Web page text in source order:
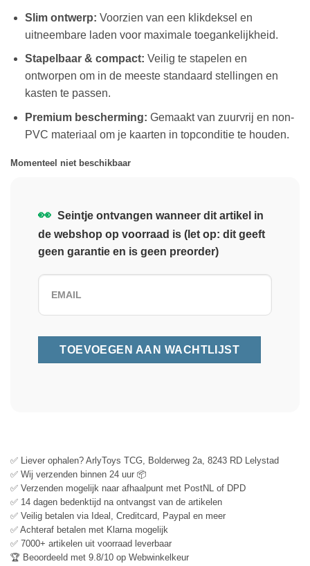
Slim ontwerp: Voorzien van een klikdeksel en
uitneembare laden voor maximale toegankelijkheid.
Stapelbaar & compact: Veilig te stapelen en
ontworpen om in de meeste standaard stellingen en
kasten te passen.
Premium bescherming: Gemaakt van zuurvrij en non-
PVC materiaal om je kaarten in topconditie te houden.
Momenteel niet beschikbaar
👀 Seintje ontvangen wanneer dit artikel in
de webshop op voorraad is (let op: dit geeft
geen garantie en is geen preorder)
✅ Liever ophalen? ArlyToys TCG, Bolderweg 2a, 8243 RD Lelystad
✅ Wij verzenden binnen 24 uur 📦
✅ Verzenden mogelijk naar afhaalpunt met PostNL of DPD
✅ 14 dagen bedenktijd na ontvangst van de artikelen
✅ Veilig betalen via Ideal, Creditcard, Paypal en meer
✅ Achteraf betalen met Klarna mogelijk
✅ 7000+ artikelen uit voorraad leverbaar
🏆 Beoordeeld met 9.8/10 op Webwinkelkeur